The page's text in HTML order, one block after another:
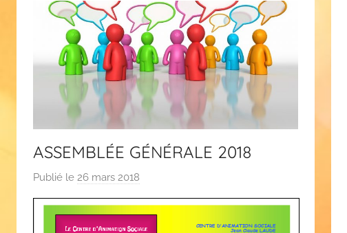
ASSEMBLÉE GÉNÉRALE 2018
Publié le 26 mars 2018
a
r